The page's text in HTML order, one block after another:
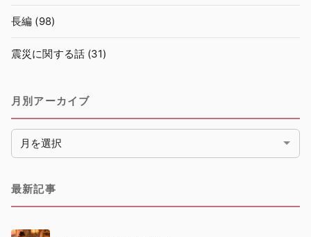
長編 (98)
震災に関する話 (31)
月別アーカイブ
月別アーカイブ
最新記事